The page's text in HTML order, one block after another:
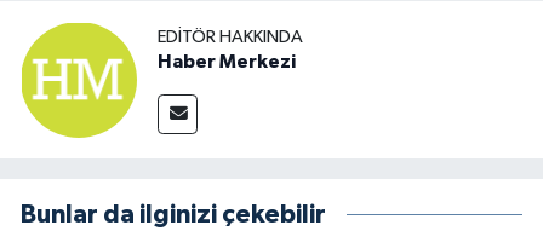
EDITÖR HAKKINDA
Haber Merkezi
Bunlar da ilginizi çekebilir